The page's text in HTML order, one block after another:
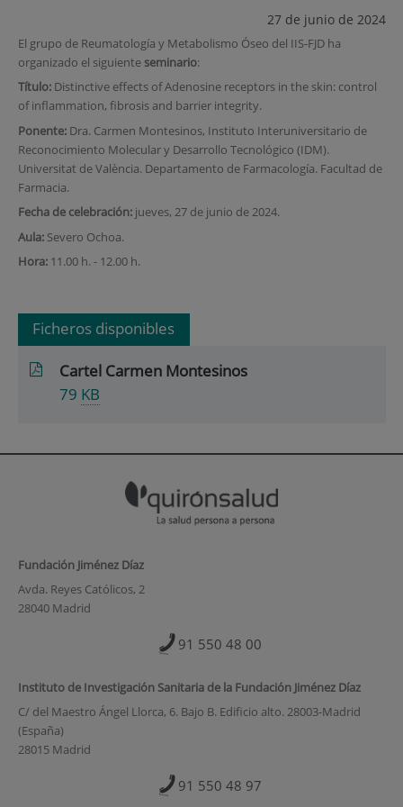
27 de junio de 2024
El grupo de Reumatología y Metabolismo Óseo del IIS-FJD ha
organizado el siguiente seminario:
Título:Distinctive effects of Adenosine receptors in the skin: control
of inflammation, fibrosis and barrier integrity.
Ponente:Dra. Carmen Montesinos, Instituto Interuniversitario de
Reconocimiento Molecular y Desarrollo Tecnológico (IDM).
Universitat de València. Departamento de Farmacología. Facultad de
Farmacia.
Fecha de celebración:jueves, 27 de junio de 2024.
Aula:Severo Ochoa.
Hora:11.00 h. - 12.00 h.
Ficheros disponibles
Cartel Carmen Montesinos
79 KB
Fundación Jiménez Díaz
Avda. Reyes Católicos, 2
28040 Madrid
91 550 48 00
Instituto de Investigación Sanitaria de la Fundación Jiménez Díaz
C/ del Maestro Ángel Llorca, 6. Bajo B. Edificio alto. 28003-Madrid
(España)
28015 Madrid
91 550 48 97